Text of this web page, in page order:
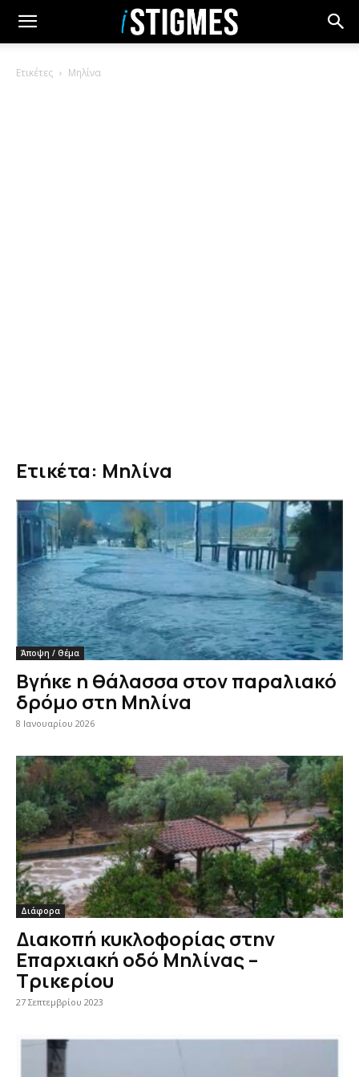
Ετικέτες Μηλίνα
Ετικέτα: Μηλίνα
Άποψη / Θέμα
Βγήκε η θάλασσα στον παραλιακό
δρόμο στη Μηλίνα
8 Ιανουαρίου 2026
Διάφορα
Διακοπή κυκλοφορίας στην
Επαρχιακή οδό Μηλίνας –
Τρικερίου
27 Σεπτεμβρίου 2023